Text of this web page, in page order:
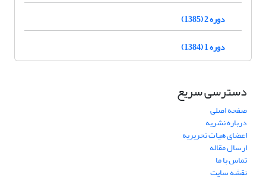
دوره 2 (1385)
دوره 1 (1384)
دسترسی سریع
صفحه اصلی
درباره نشریه
اعضای هیات تحریریه
ارسال مقاله
تماس با ما
نقشه سایت